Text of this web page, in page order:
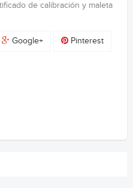
de calibración y maleta
Google+ Pinterest